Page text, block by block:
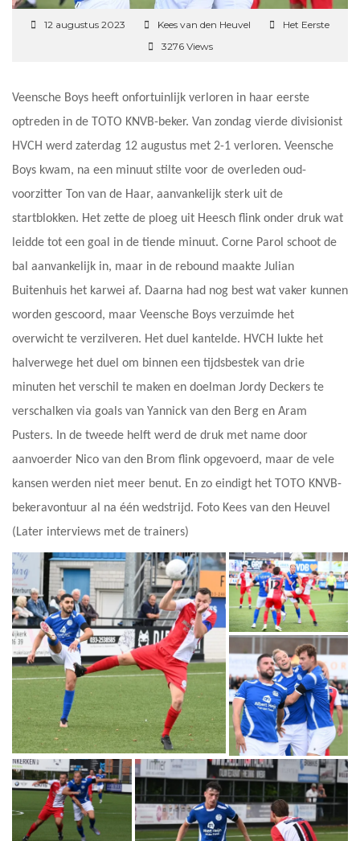
12 augustus 2023 Kees van den Heuvel
Het Eerste
3276 Views
Veensche Boys heeft onfortuinlijk verloren in haar eerste
optreden in de TOTO KNVB-beker. Van zondag vierde divisionist
HVCH werd zaterdag 12 augustus met 2-1 verloren. Veensche
Boys kwam, na een minuut stilte voor de overleden oud-
voorzitter Ton van de Haar, aanvankelijk sterk uit de
startblokken. Het zette de ploeg uit Heesch flink onder druk wat
leidde tot een goal in de tiende minuut. Corne Parol schoot de
bal aanvankelijk in, maar in de rebound maakte Julian
Buitenhuis het karwei af. Daarna had nog best wat vaker kunnen
worden gescoord, maar Veensche Boys verzuimde het
overwicht te verzilveren. Het duel kantelde. HVCH lukte het
halverwege het duel om binnen een tijdsbestek van drie
minuten het verschil te maken en doelman Jordy Deckers te
verschalken via goals van Yannick van den Berg en Aram
Pusters. In de tweede helft werd de druk met name door
aanvoerder Nico van den Brom flink opgevoerd, maar de vele
kansen werden niet meer benut. En zo eindigt het TOTO KNVB-
bekeravontuur al na één wedstrijd. Foto Kees van den Heuvel
(Later interviews met de trainers)